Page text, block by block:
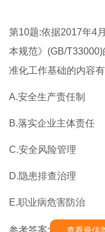
第10题:依据2017年4
本规范》(GB/
准化工作基础的内容有
A.安全生产责任制
B.落实企业主体责任
C.安全风险管理
D.隐患排查治理
E.职业病危害防治
参考答案: